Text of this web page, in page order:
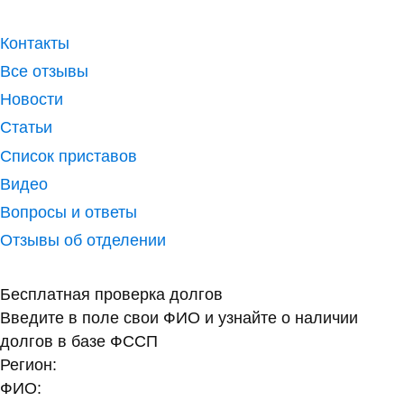
Контакты
Все отзывы
Новости
Статьи
Список приставов
Видео
Вопросы и ответы
Отзывы об отделении
Бесплатная проверка долгов
Введите в поле свои ФИО и узнайте о наличии
долгов в базе ФССП
Регион:
ФИО: